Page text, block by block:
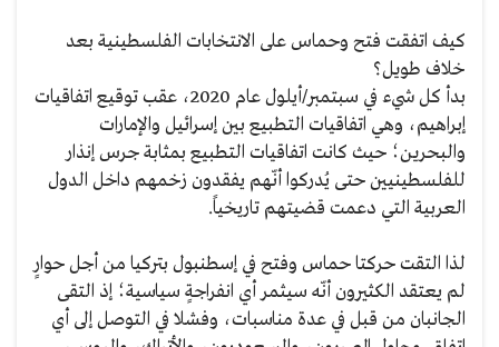
كيف اتفقت فتح وحماس على الانتخابات الفلسطينية بعد
خلاف طويل؟
بدأ كل شيء في سبتمبر/أيلول عام 2020، عقب توقيع اتفاقيات
إبراهيم، وهي اتفاقيات التطبيع بين إسرائيل والإمارات
والبحرين؛ حيث كانت اتفاقيات التطبيع بمثابة جرس إنذار
للفلسطينيين حتى يُدركوا أنّهم يفقدون زخمهم داخل الدول
العربية التي دعمت قضيتهم تاريخياً.
لذا التقت حركتا حماس وفتح في إسطنبول بتركيا من أجل حوارٍ
لم يعتقد الكثيرون أنّه سيثمر أي انفراجةٍ سياسية؛ إذ التقى
الجانبان من قبل في عدة مناسبات، وفشلا في التوصل إلى أي